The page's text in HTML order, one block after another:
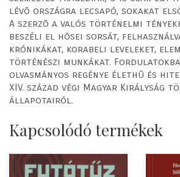
lévõ országra lecsapó, sokakat
A szerzõ a valós történelmi
beszéli el hõsei sorsát,
krónikákat, korabeli leveleket,
történészi munkákat.
olvasmányos regénye élethû és
XIV. század végi Magyar Királyság
állapotairól.
Kapcsolódó termékek